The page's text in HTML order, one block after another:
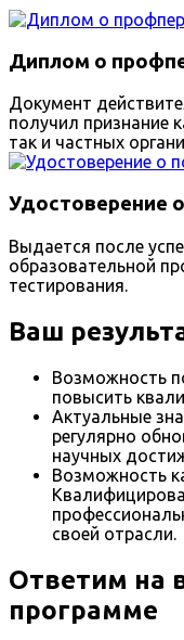
Диплом о
Документ
получил признание
так и частных
Удостоверение
Выдается после
образовательной
тестирования.
Ваш
Возможность
повысить
Актуальные
регулярно
научных
Возможность
своей отрасли.
Ответим на
программе